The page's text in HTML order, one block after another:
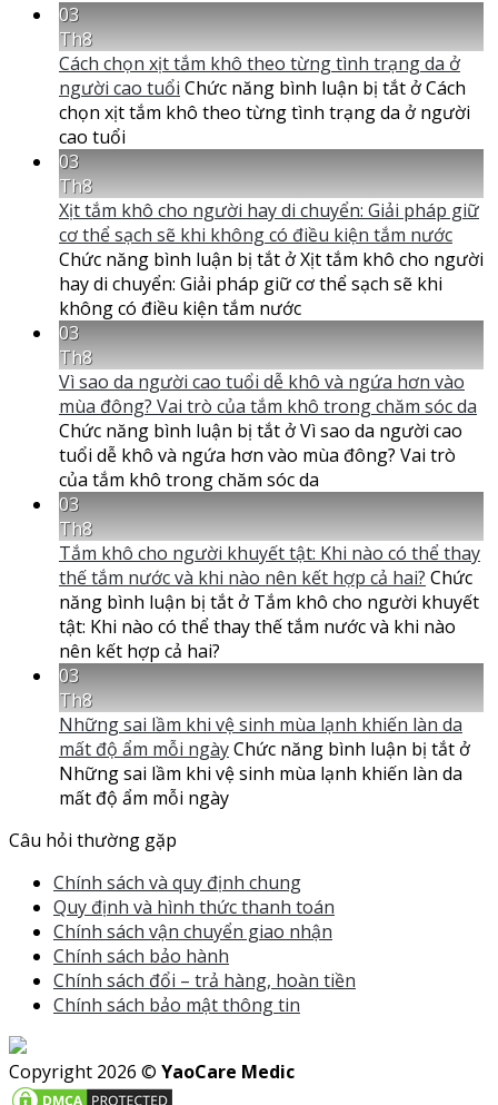
03
Th8
Cách chọn xịt tắm khô theo từng tình trạng da ở
người cao tuổi Chức năng bình luận bị tắt ở Cách
chọn xịt tắm khô theo từng tình trạng da ở người
cao tuổi
03
Th8
Xịt tắm khô cho người hay di chuyển: Giải pháp giữ
cơ thể sạch sẽ khi không có điều kiện tắm nước
Chức năng bình luận bị tắt ở Xịt tắm khô cho người
hay di chuyển: Giải pháp giữ cơ thể sạch sẽ khi
không có điều kiện tắm nước
03
Th8
Vì sao da người cao tuổi dễ khô và ngứa hơn vào
mùa đông? Vai trò của tắm khô trong chăm sóc da
Chức năng bình luận bị tắt ở Vì sao da người cao
tuổi dễ khô và ngứa hơn vào mùa đông? Vai trò
của tắm khô trong chăm sóc da
03
Th8
Tắm khô cho người khuyết tật: Khi nào có thể thay
thế tắm nước và khi nào nên kết hợp cả hai? Chức
năng bình luận bị tắt ở Tắm khô cho người khuyết
tật: Khi nào có thể thay thế tắm nước và khi nào
nên kết hợp cả hai?
03
Th8
Những sai lầm khi vệ sinh mùa lạnh khiến làn da
mất độ ẩm mỗi ngàyChức năng bình luận bị tắt ở
Những sai lầm khi vệ sinh mùa lạnh khiến làn da
mất độ ẩm mỗi ngày
Câu hỏi thường gặp
Chính sách và quy định chung
Quy định và hình thức thanh toán
Chính sách vận chuyển giao nhận
Chính sách bảo hành
Chính sách đổi – trả hàng, hoàn tiền
Chính sách bảo mật thông tin
Copyright 2026 © YaoCare Medic